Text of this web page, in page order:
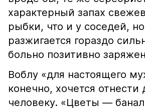
характерный запах
рыбки, что и у соседей,
разжигается гораздо
больно позитивно
Воблу «для настоящего
конечно, хочется отнести
человеку. «Цветы —